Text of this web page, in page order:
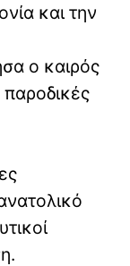
και την
ο καιρός
παροδικές